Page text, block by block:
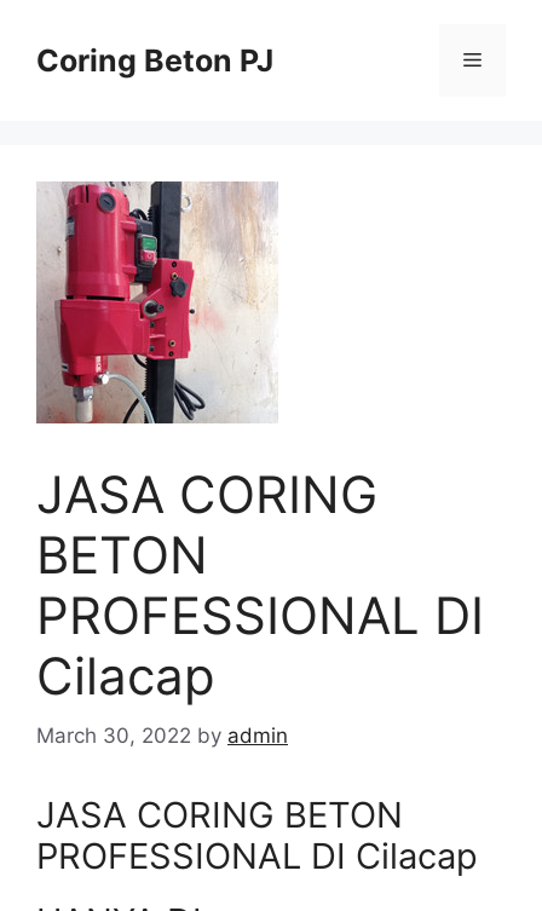
contentCoring Beton PJ Menu
JASA CORING
BETON
PROFESSIONAL DI
Cilacap
March 30, 2022 by admin
JASA CORING BETON
PROFESSIONAL DI Cilacap